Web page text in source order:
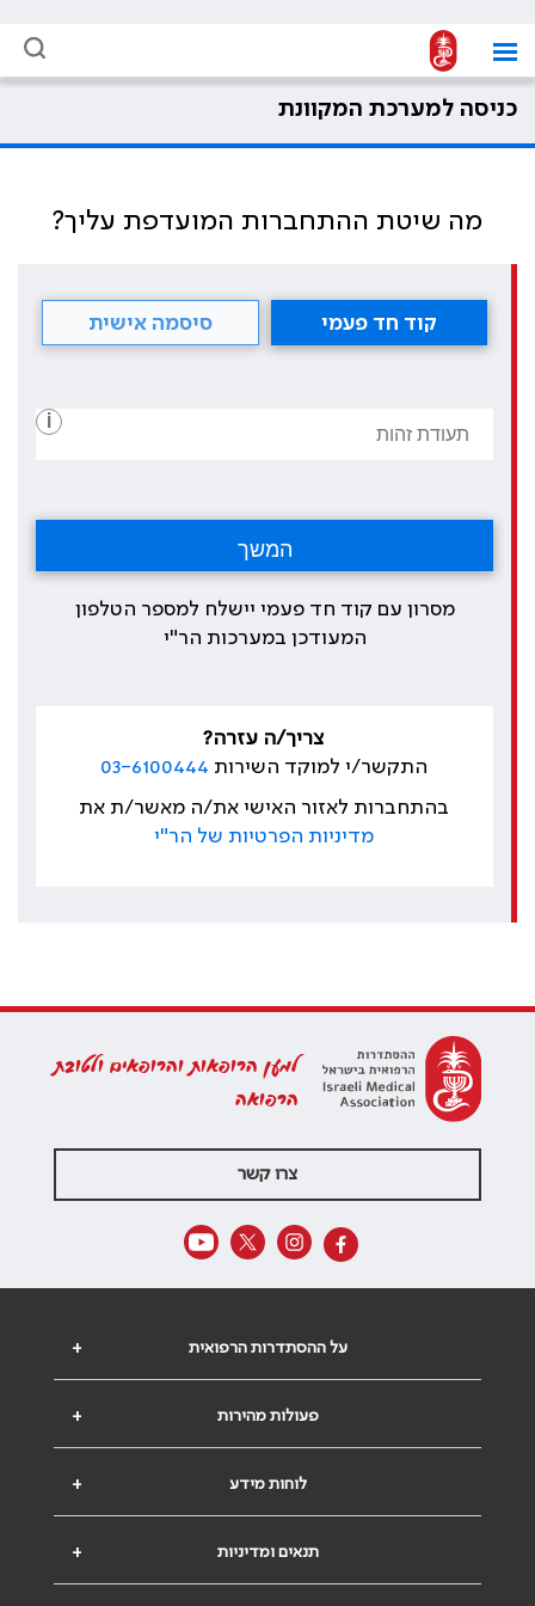
כניסה למערכת המקוונת
מה שיטת ההתחברות המועדפת עליך?
קוד חד פעמי סיסמה אישית
i
מסרון עם קוד חד פעמי יישלח למספר הטלפון
המעודכן במערכות הר"י
צריך/ה עזרה?
התקשר/י למוקד השירות 03-6100444
בהתחברות לאזור האישי את/ה מאשר/ת את
מדיניות הפרטיות של הר"י
למען הרופאות והרופאים ולטובת
הרפואה
צרו קשר
+ על ההסתדרות הרפואית
+ פעולות מהירות
+ לוחות מידע
+ תנאים ומדיניות